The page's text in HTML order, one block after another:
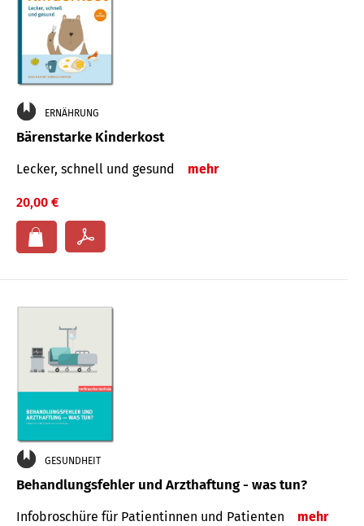
ERNÄHRUNG
Bärenstarke Kinderkost
Lecker, schnell und gesund mehr
20,00 €
GESUNDHEIT
Behandlungsfehler und Arzthaftung - was tun?
Infobroschüre für Patientinnen und Patienten mehr